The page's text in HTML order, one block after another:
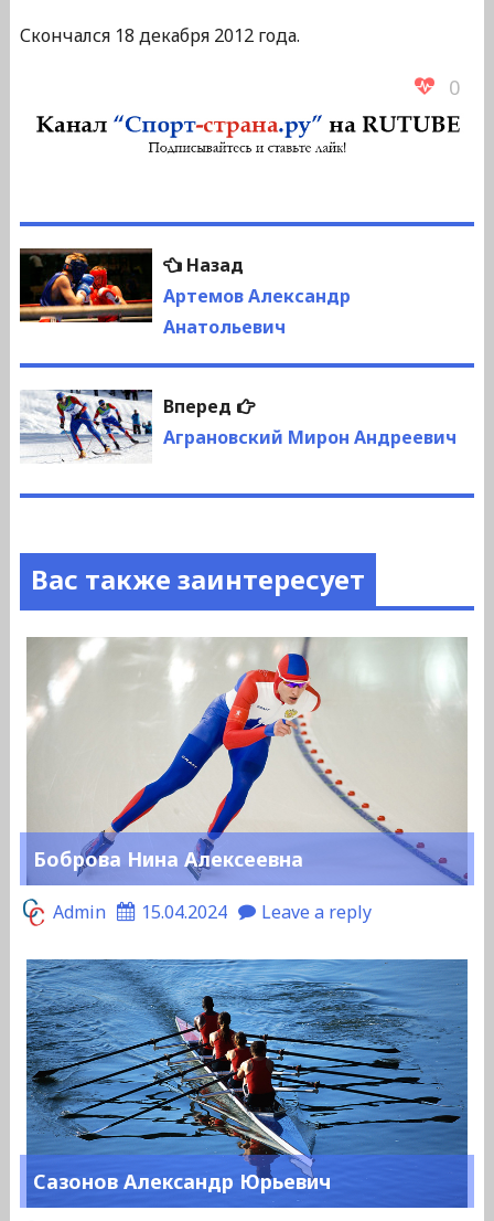
Скончался 18 декабря 2012 года.
0
Навигация
по
НазадПредыдущая
запись:
Артемов Александр
Анатольевич
Вперед
Следующая
запись:
Аграновский Мирон Андреевич
Вас также заинтересует
Боброва Нина Алексеевна
Admin 15.04.2024 Leave a reply
Сазонов Александр Юрьевич